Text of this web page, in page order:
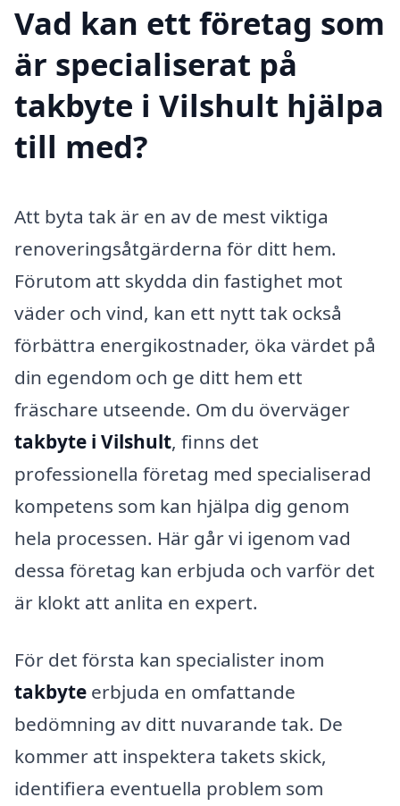
Vad kan ett företag som
är specialiserat på
takbyte i Vilshult hjälpa
till med?
Att byta tak är en av de mest viktiga
renoveringsåtgärderna för ditt hem.
Förutom att skydda din fastighet mot
väder och vind, kan ett nytt tak också
förbättra energikostnader, öka värdet på
din egendom och ge ditt hem ett
fräschare utseende. Om du överväger
takbyte i Vilshult, finns det
professionella företag med specialiserad
kompetens som kan hjälpa dig genom
hela processen. Här går vi igenom vad
dessa företag kan erbjuda och varför det
är klokt att anlita en expert.
För det första kan specialister inom
takbyte erbjuda en omfattande
bedömning av ditt nuvarande tak. De
kommer att inspektera takets skick,
identifiera eventuella problem som